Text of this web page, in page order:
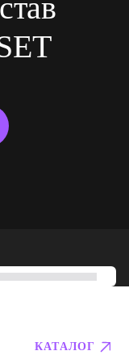
КАТАЛОГ